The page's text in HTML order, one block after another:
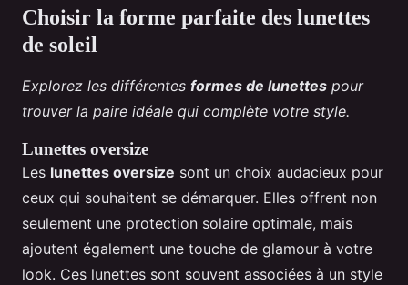
Choisir la forme parfaite des lunettes
de soleil
Explorez les différentes formes de lunettes pour
trouver la paire idéale qui complète votre style.
Lunettes oversize
Les lunettes oversize sont un choix audacieux pour
ceux qui souhaitent se démarquer. Elles offrent non
seulement une protection solaire optimale, mais
ajoutent également une touche de glamour à votre
look. Ces lunettes sont souvent associées à un style